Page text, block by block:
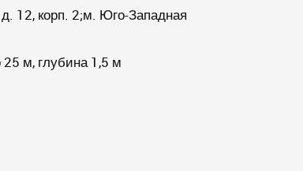
12, корп. 2;м. Юго-Западная
25 м, глубина 1,5 м